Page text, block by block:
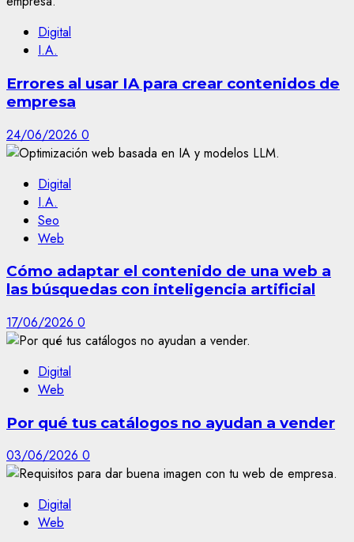
Digital
I.A.
Errores al usar IA para crear contenidos de
empresa
24/06/2026 0
Digital
I.A.
Seo
Web
Cómo adaptar el contenido de una web a
las búsquedas con inteligencia artificial
17/06/2026 0
Digital
Web
Por qué tus catálogos no ayudan a vender
03/06/2026 0
Digital
Web